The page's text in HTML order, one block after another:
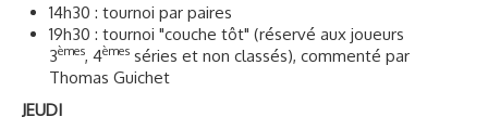
14h30 : tournoi par paires
19h30 : tournoi "couche tôt" (réservé aux joueurs
3èmes, 4èmes séries et non classés), commenté par
Thomas Guichet
JEUDI